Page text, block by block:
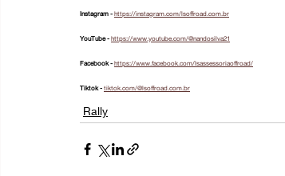
Instagram - https://instagram.com/lsoffroad.com.br
YouTube - https://www.youtube.com/@nandosilva21
Facebook - https://www.facebook.com/lsassessoriaoffroad/
Tiktok - tiktok.com/@lsoffroad.com.br
Rally